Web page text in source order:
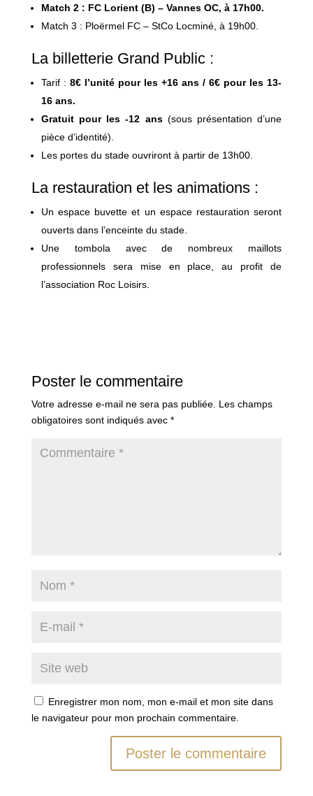
Match 2 : FC Lorient (B) – Vannes OC, à 17h00.
Match 3 : Ploërmel FC – StCo Locminé, à 19h00.
La billetterie Grand Public :
Tarif : 8€ l’unité pour les +16 ans / 6€ pour les 13-
16 ans.
Gratuit pour les -12 ans(sous présentation d’une
pièce d’identité).
Les portes du stade ouvriront à partir de 13h00.
La restauration et les animations :
Un espace buvette et un espace restauration seront
ouverts dans l’enceinte du stade.
Une tombola avec de nombreux maillots
professionnels sera mise en place, au profit de
l’association Roc Loisirs.
Poster le commentaire
Votre adresse e-mail ne sera pas publiée. Les champs
obligatoires sont indiqués avec *
Enregistrer mon nom, mon e-mail et mon site dans
le navigateur pour mon prochain commentaire.